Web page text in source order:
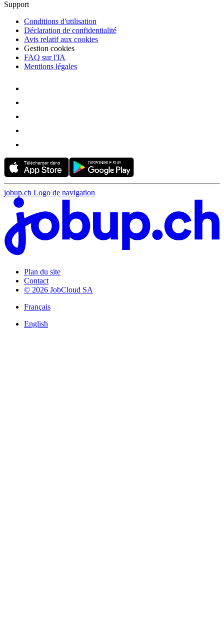
Support
Conditions d'utilisation
Déclaration de confidentialité
Avis relatif aux cookies
Gestion cookies
FAQ sur l'IA
Mentions légales
jobup.ch Logo de navigation
Plan du site
Contact
© 2026 JobCloud SA
Français
English